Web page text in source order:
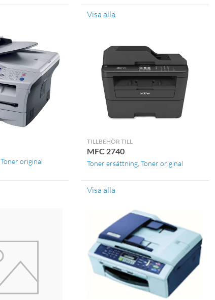
Visa alla
Toner original
TILLBEHÖR TILL
MFC 2740
Toner ersättning Toner original
Visa alla